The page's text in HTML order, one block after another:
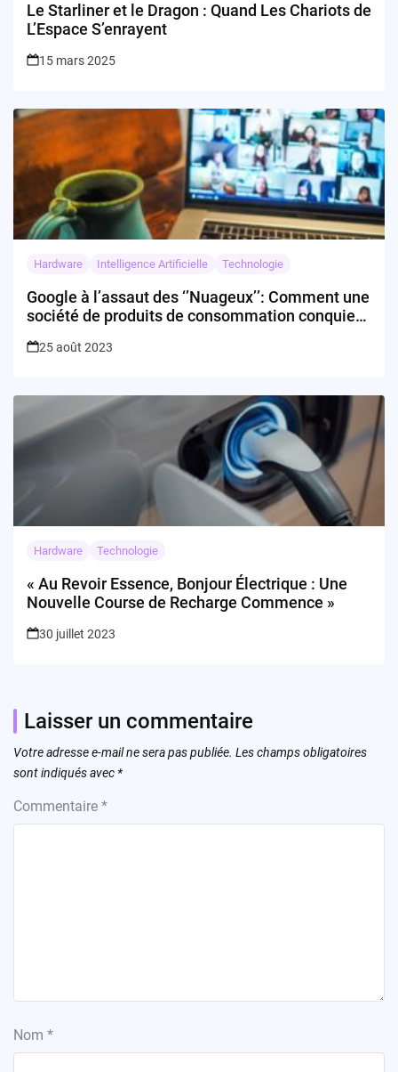
Le Starliner et le Dragon : Quand Les Chariots de
L’Espace S’enrayent
15 mars 2025
Hardware Intelligence Artificielle Technologie
Google à l’assaut des ‘’Nuageux’’: Comment une
société de produits de consommation conquiert
25 août 2023
Hardware Technologie
« Au Revoir Essence, Bonjour Électrique : Une
Nouvelle Course de Recharge Commence »
30 juillet 2023
Laisser un commentaire
Votre adresse e-mail ne sera pas publiée. Les champs obligatoires
sont indiqués avec *
Commentaire *
Nom *